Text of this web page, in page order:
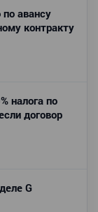
по авансу
контракту
налога по
договор
G